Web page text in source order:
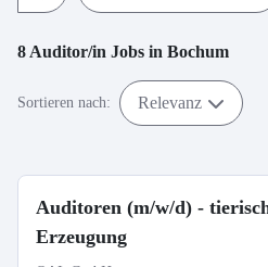
8 Auditor/in Jobs in Bochum
Sortieren nach: Relevanz
Auditoren (m/w/d) -
Erzeugung